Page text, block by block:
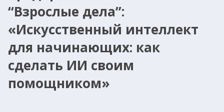
“Взрослые дела”:
«Искусственный интеллект
для начинающих: как
сделать ИИ своим
помощником»